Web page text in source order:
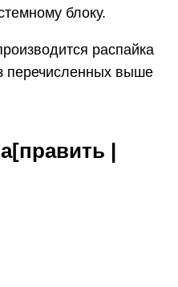
блоку.
распайка
перечисленных выше
|